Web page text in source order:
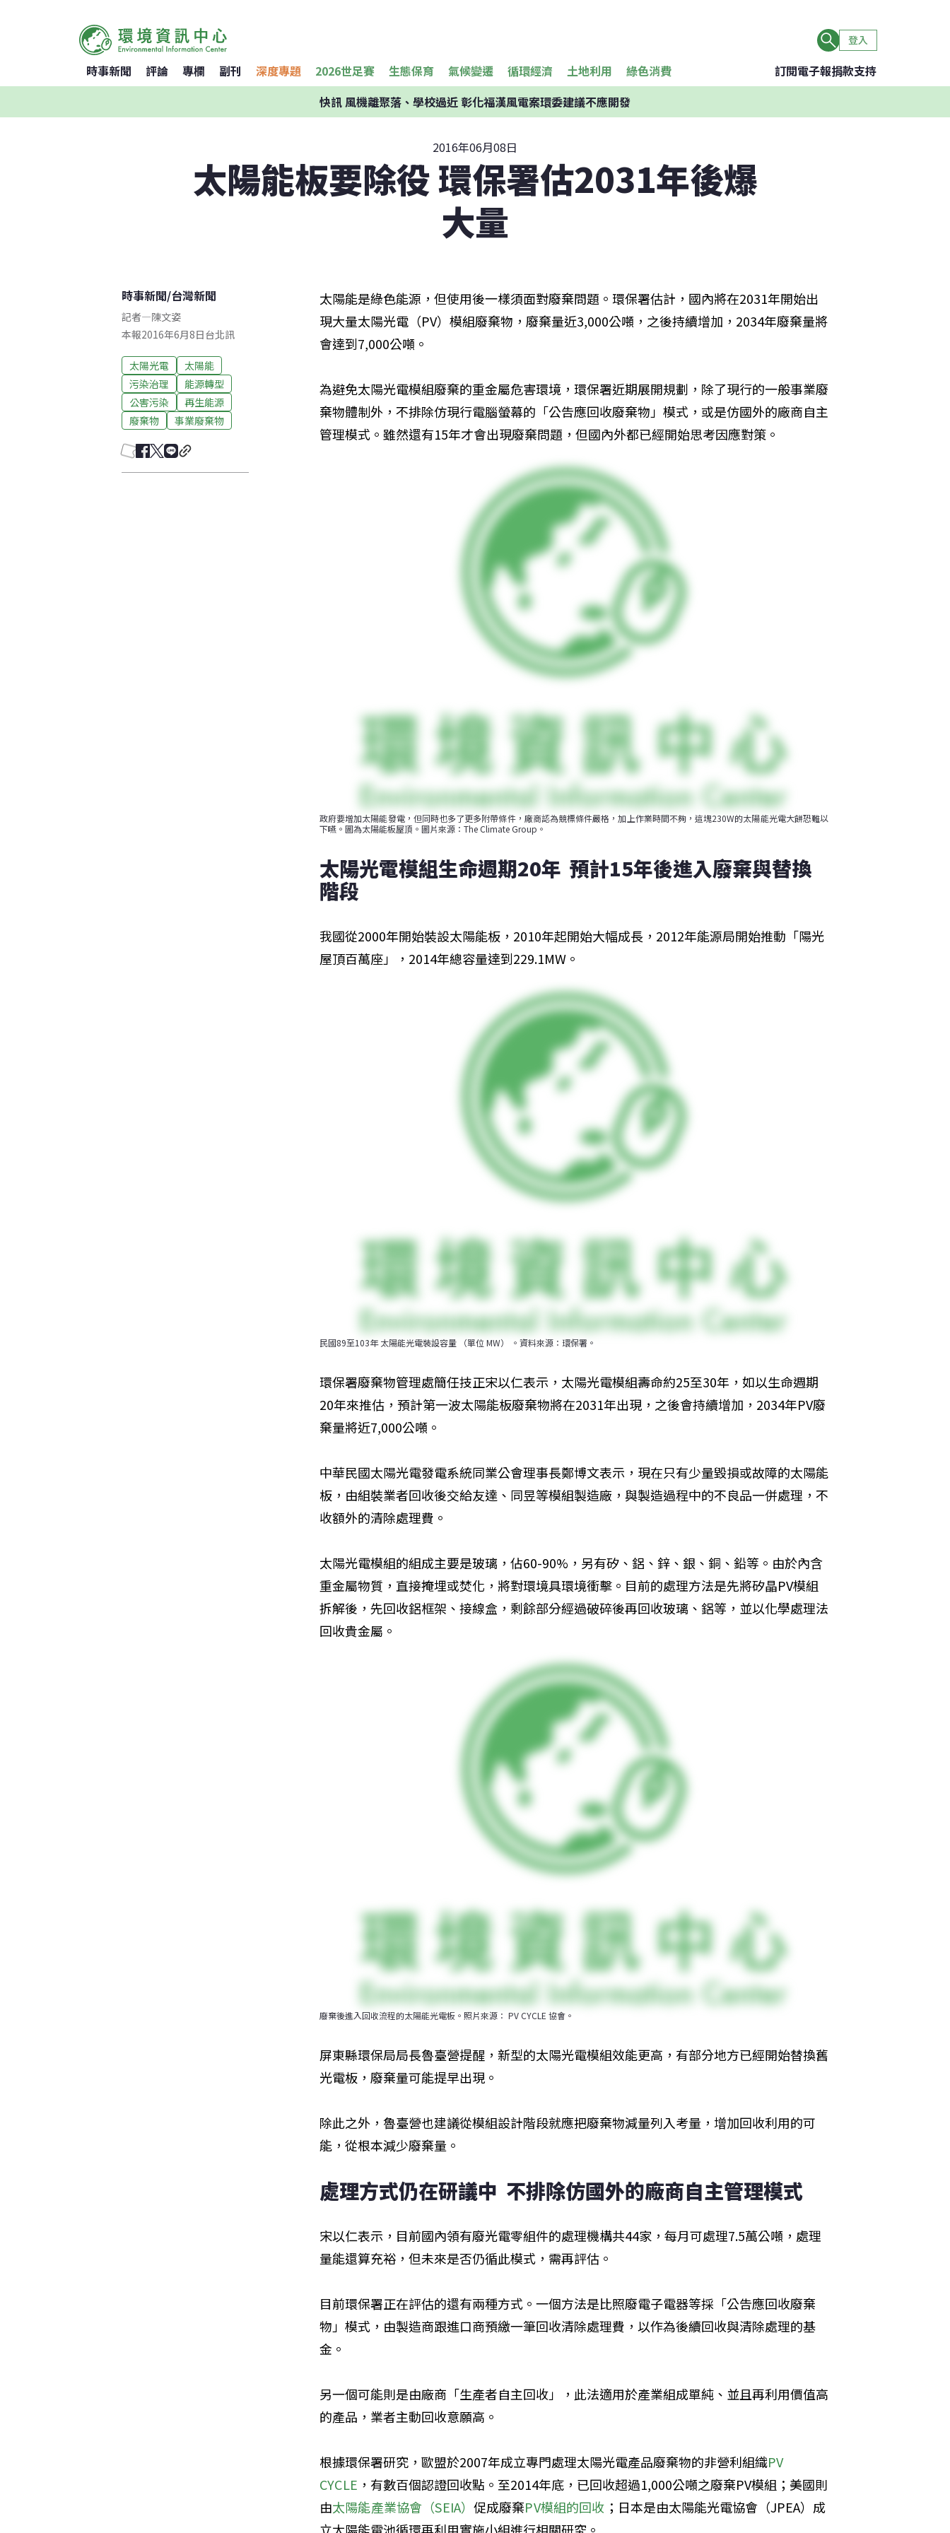
登入
時事新聞 評論 專欄 副刊 深度專題 2026世足賽 生態保育 氣候變遷 循環經濟 土地利用 綠色消費 訂閱電子報捐款支持
快訊風機離聚落、學校過近 彰化福漢風電案環委建議不應開發
2016年06月08日
太陽能板要除役 環保署估2031年後爆
大量
時事新聞/台灣新聞
記者—陳文姿
本報2016年6月8日台北訊
太陽光電
太陽能
污染治理
能源轉型
公害污染
再生能源
廢棄物
事業廢棄物
太陽能是綠色能源，但使用後一樣須面對廢棄問題。環保署估計，國內將在2031年開始出
現大量太陽光電（PV）模組廢棄物，廢棄量近3,000公噸，之後持續增加，2034年廢棄量將
會達到7,000公噸。
為避免太陽光電模組廢棄的重金屬危害環境，環保署近期展開規劃，除了現行的一般事業廢
棄物體制外，不排除仿現行電腦螢幕的「公告應回收廢棄物」模式，或是仿國外的廠商自主
管理模式。雖然還有15年才會出現廢棄問題，但國內外都已經開始思考因應對策。
政府要增加太陽能發電，但同時也多了更多附帶條件，廠商認為競標條件嚴格，加上作業時間不夠，這塊230W的太陽能光電大餅恐難以
下嚥。圖為太陽能板屋頂。圖片來源：The Climate Group。
太陽光電模組生命週期20年  預計15年後進入廢棄與替換
階段
我國從2000年開始裝設太陽能板，2010年起開始大幅成長，2012年能源局開始推動「陽光
屋頂百萬座」，2014年總容量達到229.1MW。
民國89至103年 太陽能光電裝設容量 （單位 MW） 。資料來源：環保署。
環保署廢棄物管理處簡任技正宋以仁表示，太陽光電模組壽命約25至30年，如以生命週期
20年來推估，預計第一波太陽能板廢棄物將在2031年出現，之後會持續增加，2034年PV廢
棄量將近7,000公噸。
中華民國太陽光電發電系統同業公會理事長鄭博文表示，現在只有少量毀損或故障的太陽能
板，由組裝業者回收後交給友達、同昱等模組製造廠，與製造過程中的不良品一併處理，不
收額外的清除處理費。
太陽光電模組的組成主要是玻璃，佔60-90%，另有矽、鋁、鋅、銀、銅、鉛等。由於內含
重金屬物質，直接掩埋或焚化，將對環境具環境衝擊。目前的處理方法是先將矽晶PV模組
拆解後，先回收鋁框架、接線盒，剩餘部分經過破碎後再回收玻璃、鋁等，並以化學處理法
回收貴金屬。
廢棄後進入回收流程的太陽能光電板。照片來源： PV CYCLE 協會。
屏東縣環保局局長魯臺營提醒，新型的太陽光電模組效能更高，有部分地方已經開始替換舊
光電板，廢棄量可能提早出現。
除此之外，魯臺營也建議從模組設計階段就應把廢棄物減量列入考量，增加回收利用的可
能，從根本減少廢棄量。
處理方式仍在研議中  不排除仿國外的廠商自主管理模式
宋以仁表示，目前國內領有廢光電零組件的處理機構共44家，每月可處理7.5萬公噸，處理
量能還算充裕，但未來是否仍循此模式，需再評估。
目前環保署正在評估的還有兩種方式。一個方法是比照廢電子電器等採「公告應回收廢棄
物」模式，由製造商跟進口商預繳一筆回收清除處理費，以作為後續回收與清除處理的基
金。
另一個可能則是由廠商「生產者自主回收」，此法適用於產業組成單純、並且再利用價值高
的產品，業者主動回收意願高。
根據環保署研究，歐盟於2007年成立專門處理太陽光電產品廢棄物的非營利組織PV
CYCLE ，有數百個認證回收點。至2014年底，已回收超過1,000公噸之廢棄PV模組；美國則
由太陽能產業協會（SEIA）促成廢棄PV模組的回收 ；日本是由太陽能光電協會（JPEA）成
立太陽能電池循環再利用實施小組進行相關研究。